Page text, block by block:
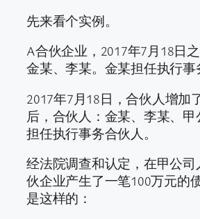
先来看个实例。
A合伙企业，2017年7月18日
金某、李某。金某担任执行事
2017年7月18日，合伙人增加
后，合伙人：金某、李某、甲
担任执行事务合伙人。
经法院调查和认定，在甲公
伙企业产生了一笔100万元的
是这样的：